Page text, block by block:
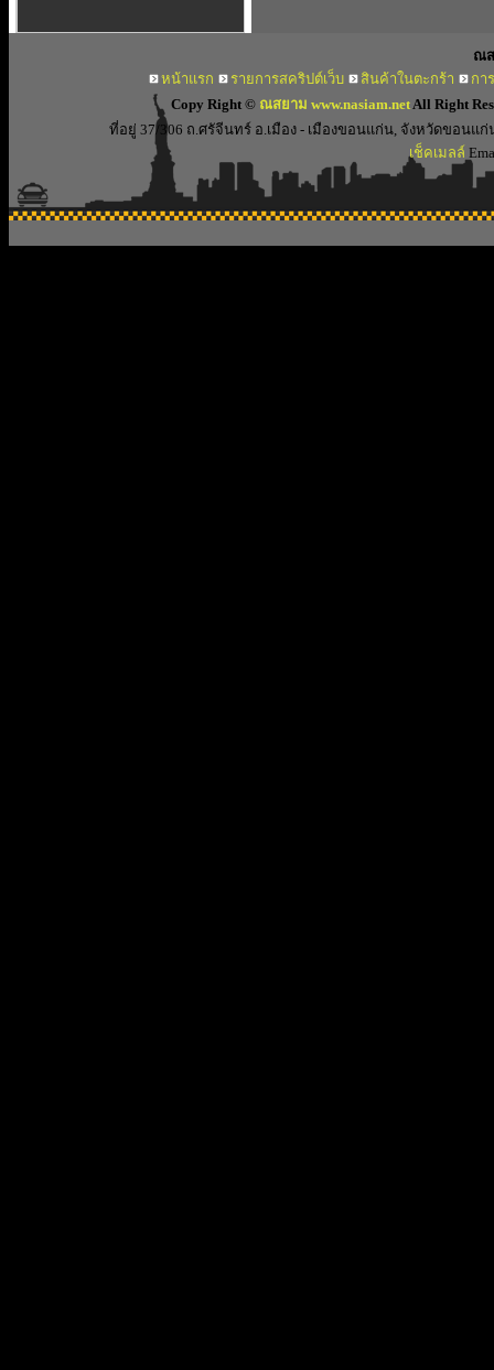
ณส
หน้าแรก
รายการสคริปต์เว็บ สินค้าในตะกร้า
กา
Copy Right © ณสยาม www.nasiam.netAll Right
ที่อยู่ 37/306 ถ.ศรัจีนทร์ อ.เมือง - เมืองขอนแก่น, จังหวัดขอนแก่
เช็คเมลล์